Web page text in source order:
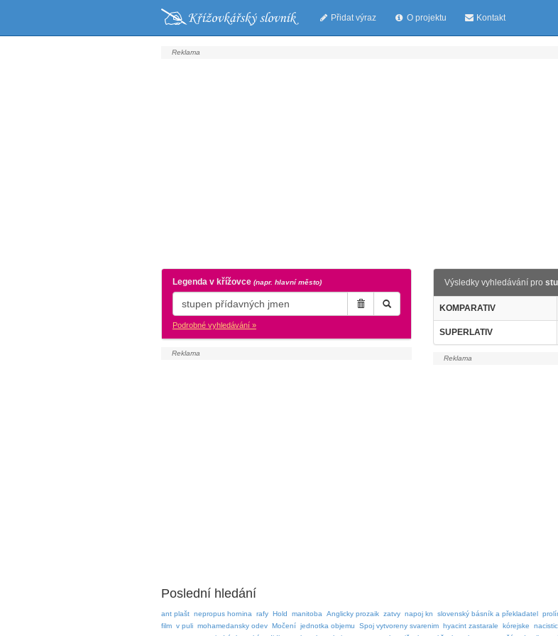
Přidat výraz O projektu Kontakt
Legenda v křížovce (napr. hlavní město)
Podrobné vyhledávání »
Výsledky vyhledávání pro
KOMPARATIV
SUPERLATIV
Poslední hledání
ant plašt nepropus hornina rafy Hold manitoba Anglicky prozaik zatvy napoj kn slovenský básník a překladatel
film v puli mohamedansky odev Močení jednotka objemu Spoj vytvoreny svarenim hyacint zastarale kórejske